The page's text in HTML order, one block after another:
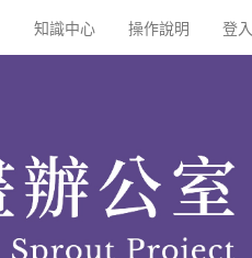
知識中心 操作說明 登入